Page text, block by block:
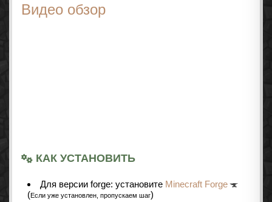
Видео обзор
КАК УСТАНОВИТЬ
Для версии forge: установите Minecraft Forge
(Если уже установлен, пропускаем шаг)